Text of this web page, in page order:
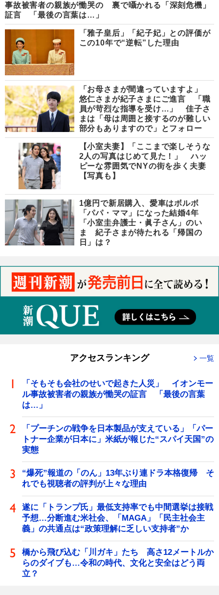
事故被害者の親族が慟哭の
証言 「最後の言葉は…」
裏で囁かれる「深刻危機」
「雅子皇后」「紀子妃」との評価が
この10年で“逆転”した理由
「お母さまが間違っていますよ」
悠仁さまが紀子さまにご進言 「職
員が苛烈な指導を受け…」 佳子さ
まは「母は周囲と接するのが難しい
部分もありますので」とフォロー
【小室夫妻】「ここまで楽しそうな
2人の写真はじめて見た！」 ハッ
ピーな雰囲気でNYの街を歩く夫妻
【写真も】
1億円で新居購入、愛車はボルボ
「パパ・ママ」になった結婚4年
「小室圭弁護士・眞子さん」のい
ま 紀子さまが待たれる「帰国の
日」は？
アクセスランキング 一覧
「そもそも会社のせいで起きた人災」 イオンモー
ル事故被害者の親族が慟哭の証言 「最後の言葉
は…」
「プーチンの戦争を日本製品が支えている」「パー
トナー企業が日本に」米紙が報じた“スパイ天国”の
実態
“爆死”報道の「のん」13年ぶり連ドラ本格復帰 そ
れでも視聴者の評判が上々な理由
遂に「トランプ氏」最低支持率でも中間選挙は接戦
予想…分断進む米社会、「MAGA」「民主社会主
義」の共通点は“政策理解に乏しい支持者”か
橋から飛び込む「川ガキ」たち 高さ12メートルか
らのダイブも…令和の時代、文化と安全はどう両
立？